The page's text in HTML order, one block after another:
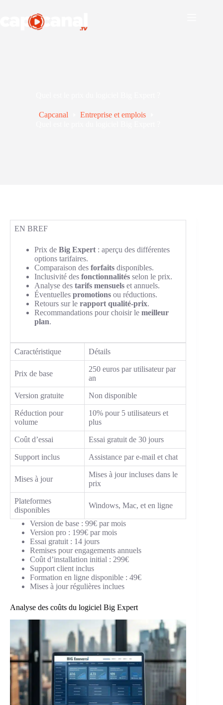
Capcanal
Entreprise et emplois
EN BREF
Prix de Big Expert : aperçu des différentes
options tarifaires.
Comparaison des forfaits disponibles.
Inclusivité des fonctionnalités selon le prix.
Analyse des tarifs mensuels et annuels.
Éventuelles promotions ou réductions.
Retours sur le rapport qualité-prix.
Recommandations pour choisir le meilleur
plan.
Caractéristique Détails
Prix de base
250 euros par utilisateur par
an
Version gratuite Non disponible
Réduction pour
volume
10% pour 5 utilisateurs et
plus
Coût d’essai Essai gratuit de 30 jours
Support inclus Assistance par e-mail et chat
Mises à jour
Mises à jour incluses dans le
prix
Plateformes
disponibles
Windows, Mac, et en ligne
Version de base : 99€ par mois
Version pro : 199€ par mois
Essai gratuit : 14 jours
Remises pour engagements annuels
Coût d’installation initial : 299€
Support client inclus
Formation en ligne disponible : 49€
Mises à jour régulières inclues
Analyse des coûts du logiciel Big Expert